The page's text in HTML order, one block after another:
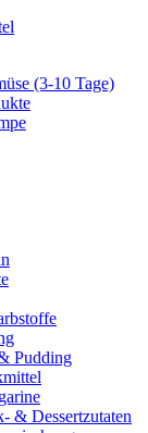
(3-10 Tage)
Pudding
& Dessertzutaten